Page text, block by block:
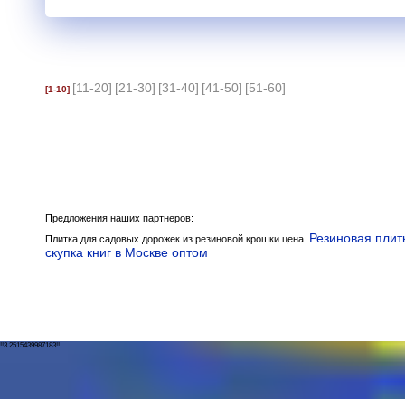
[1-10] [11-20] [21-30] [31-40] [41-50] [51-60]
Предложения наших партнеров:
Плитка для садовых дорожек из резиновой крошки цена. Резиновая
скупка книг в Москве оптом
!!3.2515439987183!!